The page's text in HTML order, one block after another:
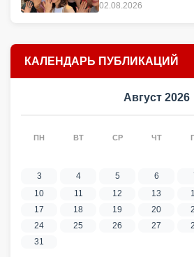
02.08.2026
КАЛЕНДАРЬ ПУБЛИКАЦИЙ
Август 2026
ПН ВТ СР ЧТ
3
4 5 6
10
11 12 13
17
18 19 20
24
25 26 27
31